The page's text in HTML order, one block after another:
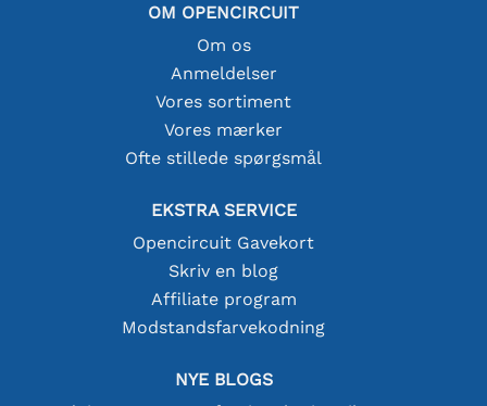
OM OPENCIRCUIT
Om os
Anmeldelser
Vores sortiment
Vores mærker
Ofte stillede spørgsmål
EKSTRA SERVICE
Opencircuit Gavekort
Skriv en blog
Affiliate program
Modstandsfarvekodning
NYE BLOGS